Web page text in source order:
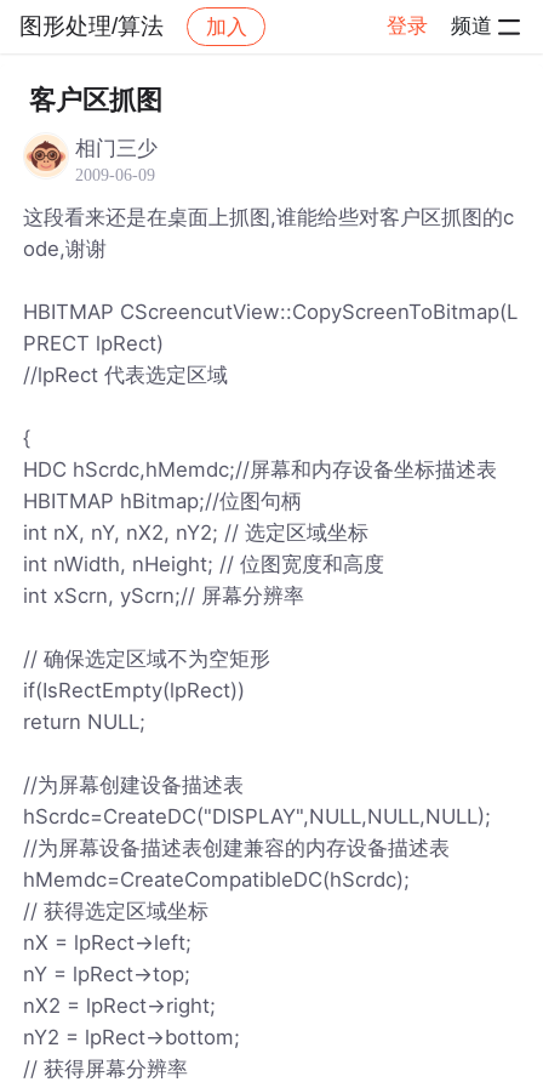
图形处理/算法 加入 登录 频道
社区 图形处理/算法
客户区抓图
相门三少
2009-06-09
这段看来还是在桌面上抓图,谁能给些对客户区抓图的c
ode,谢谢
HBITMAP CScreencutView::CopyScreenToBitmap(L
PRECT lpRect)
//lpRect 代表选定区域
{
HDC hScrdc,hMemdc;//屏幕和内存设备坐标描述表
HBITMAP hBitmap;//位图句柄
int nX, nY, nX2, nY2; // 选定区域坐标
int nWidth, nHeight; // 位图宽度和高度
int xScrn, yScrn;// 屏幕分辨率
// 确保选定区域不为空矩形
if(IsRectEmpty(lpRect))
return NULL;
//为屏幕创建设备描述表
hScrdc=CreateDC("DISPLAY",NULL,NULL,NULL);
//为屏幕设备描述表创建兼容的内存设备描述表
hMemdc=CreateCompatibleDC(hScrdc);
// 获得选定区域坐标
nX = lpRect->left;
nY = lpRect->top;
nX2 = lpRect->right;
nY2 = lpRect->bottom;
// 获得屏幕分辨率